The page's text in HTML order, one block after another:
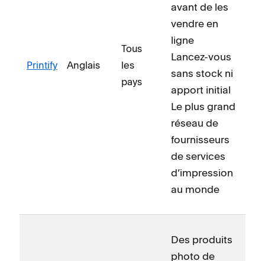
Printify Anglais
Tous
les
pays
avant de les
vendre en
ligne
Lancez-vous
sans stock ni
apport initial
Le plus grand
réseau de
fournisseurs
de services
d’impression
au monde
Des produits
photo de